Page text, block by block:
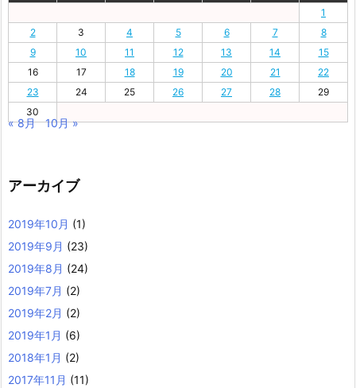
1
2
3 4 5 6 7
8
9
10 11 12 13 14
15
16
17 18 19 20 21
22
23
24 25 26 27 28
29
30
« 8月 10月 »
アーカイブ
2019年10月 (1)
2019年9月 (23)
2019年8月 (24)
2019年7月 (2)
2019年2月 (2)
2019年1月 (6)
2018年1月 (2)
2017年11月 (11)